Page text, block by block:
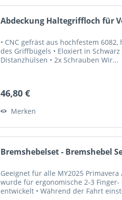
Abdeckung Haltegriffloch für
• CNC gefräst aus hochfestem
des Griffbügels • Eloxiert in
Distanzhülsen • 2x Schrauben Wir...
46,80 €
Merken
Bremshebelset - Bremshebel
Geeignet für alle MY2025
wurde für ergonomische 2-3
entwickelt • Während der Fahrt